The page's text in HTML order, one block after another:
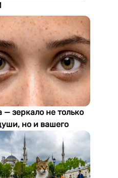
— зеркало не только
но и вашего
как ИИ находит
по фотографии